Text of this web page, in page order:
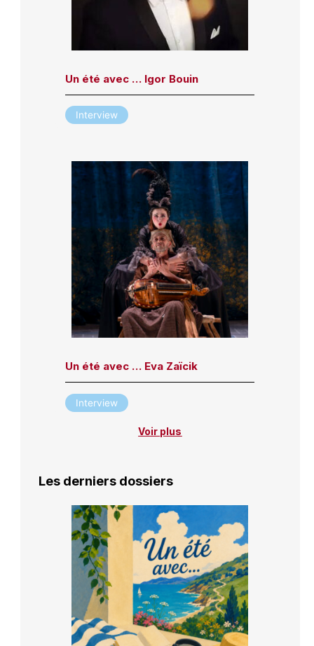
Un été avec … Igor Bouin
Interview
Un été avec … Eva Zaïcik
Interview
Voir plus
Les derniers dossiers